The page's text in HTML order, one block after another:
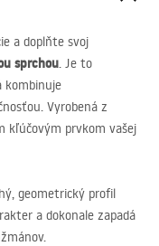
a doplňte svoj
sprchou. Je to
kombinuje
Vyrobená z
kľúčovým prvkom vašej
geometrický profil
a dokonale zapadá